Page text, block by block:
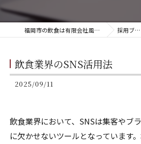
福岡市の飲食は有限会社風林火山 採用ブログ
飲食業界のSNS活用法
2025/09/11
飲食業界において、SNSは集客やブ
に欠かせないツールとなっています